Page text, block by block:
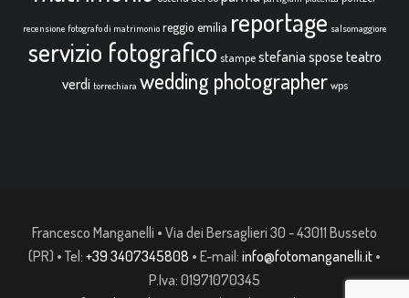
recensione fotografo di matrimonio reggio emilia reportage salsomaggiore
servizio fotografico stampe stefania spose teatro
verdi torrechiara wedding photographer wps
Francesco Manganelli • Via dei Bersaglieri 30 - 43011 Busseto
(PR) • Tel: +39 3407345808 • E-mail: info@fotomanganelli.it •
P.Iva: 01971070345